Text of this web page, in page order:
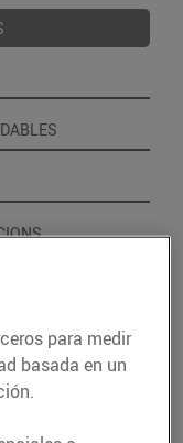
para medir
basada en un